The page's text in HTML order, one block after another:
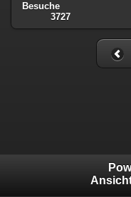
Besuche
3727